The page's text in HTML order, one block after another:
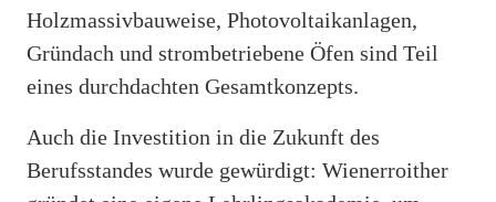
Holzmassivbauweise, Photovoltaikanlagen,
Gründach und strombetriebene Öfen sind Teil
eines durchdachten Gesamtkonzepts.
Auch die Investition in die Zukunft des
Berufsstandes wurde gewürdigt: Wienerroither